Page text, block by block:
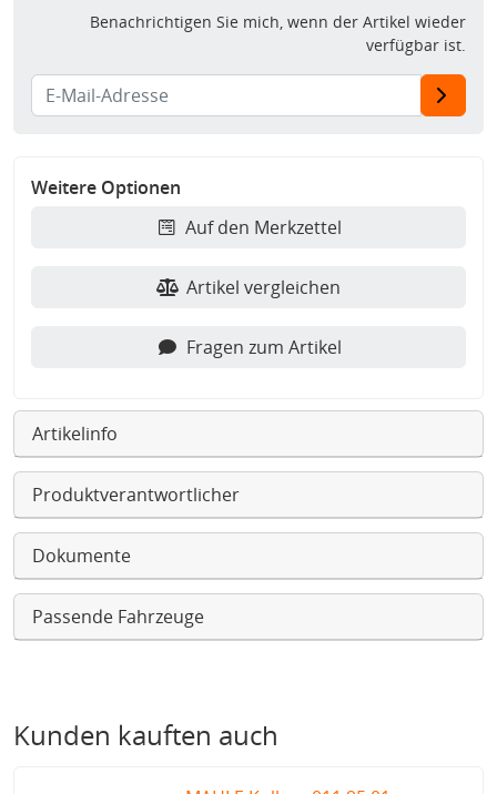
Benachrichtigen Sie mich, wenn der Artikel wieder
verfügbar ist.
Weitere Optionen
Auf den Merkzettel
Artikel vergleichen
Fragen zum Artikel
Artikelinfo
Produktverantwortlicher
Dokumente
Passende Fahrzeuge
Kunden kauften auch